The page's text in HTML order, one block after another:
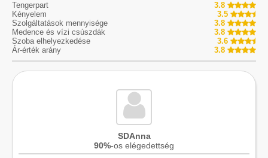
Tengerpart
3.8
Kényelem
3.5
Szolgáltatások mennyisége
3.8
Medence és vízi csúszdák
3.8
Szoba elhelyezkedése
3.6
Ár-érték arány
3.8
SDAnna
90%-os elégedettség